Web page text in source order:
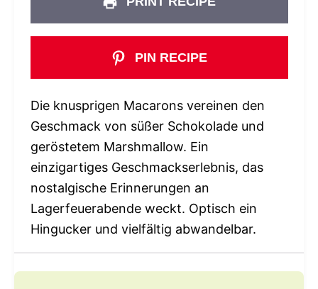
PIN RECIPE
Die knusprigen Macarons vereinen den
Geschmack von süßer Schokolade und
geröstetem Marshmallow. Ein
einzigartiges Geschmackserlebnis, das
nostalgische Erinnerungen an
Lagerfeuerabende weckt. Optisch ein
Hingucker und vielfältig abwandelbar.